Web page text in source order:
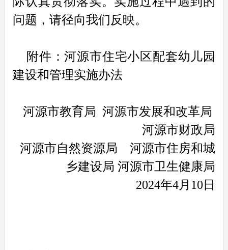
问题，请径向我们反映。
附件：河源市住宅小区配套幼儿园
建设和管理实施办法
河源市教育局 河源市发展和改革局
河源市财政局
河源市自然资源局 河源市住房和城
乡建设局 河源市卫生健康局
2024年4月10日